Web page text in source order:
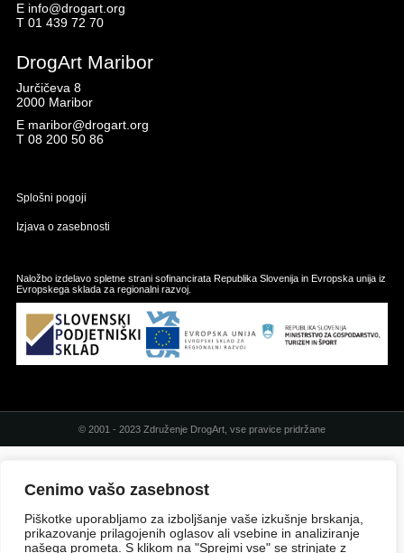
Cenimo vašo zasebnost
Piškotke uporabljamo za izboljšanje vaše izkušnje brskanja,
prikazovanje prilagojenih oglasov ali vsebine in analiziranje
našega prometa. S klikom na "Sprejmi vse" se strinjate z
E info@drogart.org
T 01 439 72 70
DrogArt Maribor
Jurčičeva 8
2000 Maribor
E maribor@drogart.org
T 08 200 50 86
Splošni pogoji
Izjava o zasebnosti
Naložbo izdelavo spletne strani sofinancirata Republika Slovenija in Evropska unija iz
Evropskega sklada za regionalni razvoj.
© 2001 - 2023 Združenje DrogArt, vse pravice pridržane